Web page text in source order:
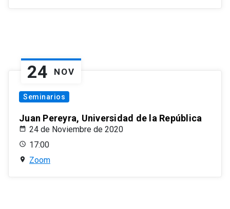
24 NOV
Seminarios
Juan Pereyra, Universidad de la República
24 de Noviembre de 2020
17:00
Zoom